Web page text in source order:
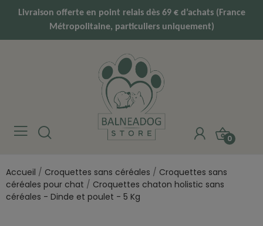
Livraison offerte en point relais dès 69 € d’achats (France
Métropolitaine, particuliers uniquement)
0
Accueil Croquettes sans céréales
Croquettes sans
céréales pour chat
Croquettes chaton holistic sans
céréales - Dinde et poulet - 5 Kg